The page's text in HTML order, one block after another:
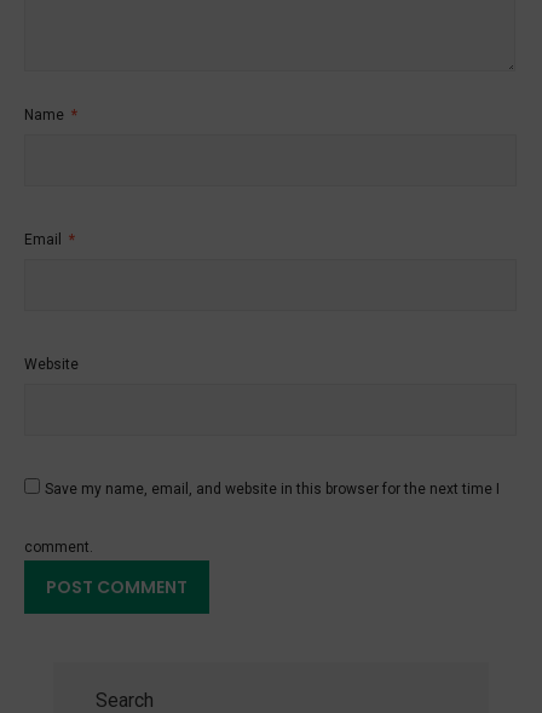
Name *
Email *
Website
Save my name, email, and website in this browser for the next time I
comment.
Search